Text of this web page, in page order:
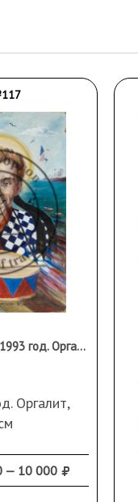
его
частных
Эй, моряк! Россия, 1993 год. Оргалит, масло. 69 х 50 см
Оргалит,
— 10 000